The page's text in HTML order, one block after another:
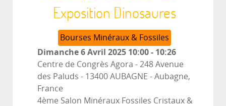
Exposition Dinosaures
Bourses Minéraux & Fossiles
Dimanche 6 Avril 2025 10:00- 10:26
Centre de Congrès Agora - 248 Avenue
des Paluds - 13400 AUBAGNE - Aubagne,
France
4ème Salon Minéraux Fossiles Cristaux &